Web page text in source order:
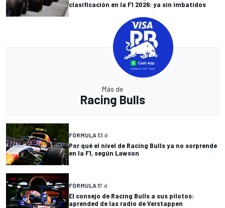
clasificación en la F1 2026: ya sin imbatidos
Más de
Racing Bulls
FÓRMULA 13 d
Por qué el nivel de Racing Bulls ya no sorprende
en la F1, según Lawson
FÓRMULA 17 d
El consejo de Racing Bulls a sus pilotos:
aprended de las radio de Verstappen